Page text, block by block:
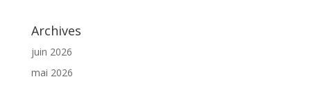
Archives
juin 2026
mai 2026